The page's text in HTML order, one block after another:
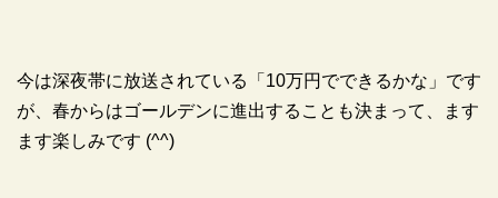
今は深夜帯に放送されている「10万円でできるかな」です
が、春からはゴールデンに進出することも決まって、ます
ます楽しみです (^^)